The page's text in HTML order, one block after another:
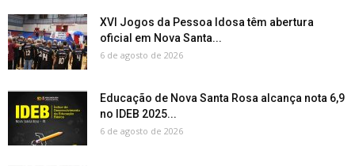
XVI Jogos da Pessoa Idosa têm abertura
oficial em Nova Santa...
6 de agosto de 2026
Educação de Nova Santa Rosa alcança nota 6,9
no IDEB 2025...
6 de agosto de 2026